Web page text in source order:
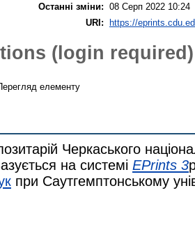
Останні зміни: 08 Серп 2022 10:24
URI: https://
(login required)
елементу
Черкаського
на системі EPrints 3
при Саутгемптонському